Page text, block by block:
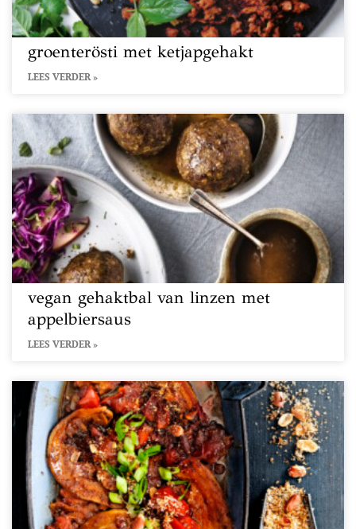
groenterösti met ketjapgehakt
LEES VERDER »
vegan gehaktbal van linzen met
appelbiersaus
LEES VERDER »